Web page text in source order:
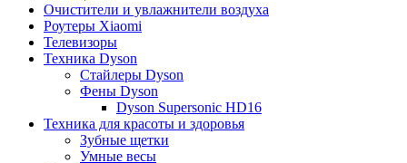
Очистители и увлажнители воздуха
Роутеры Xiaomi
Телевизоры
Техника Dyson
Стайлеры Dyson
Фены Dyson
Dyson Supersonic HD16
Техника для красоты и здоровья
Зубные щетки
Умные весы